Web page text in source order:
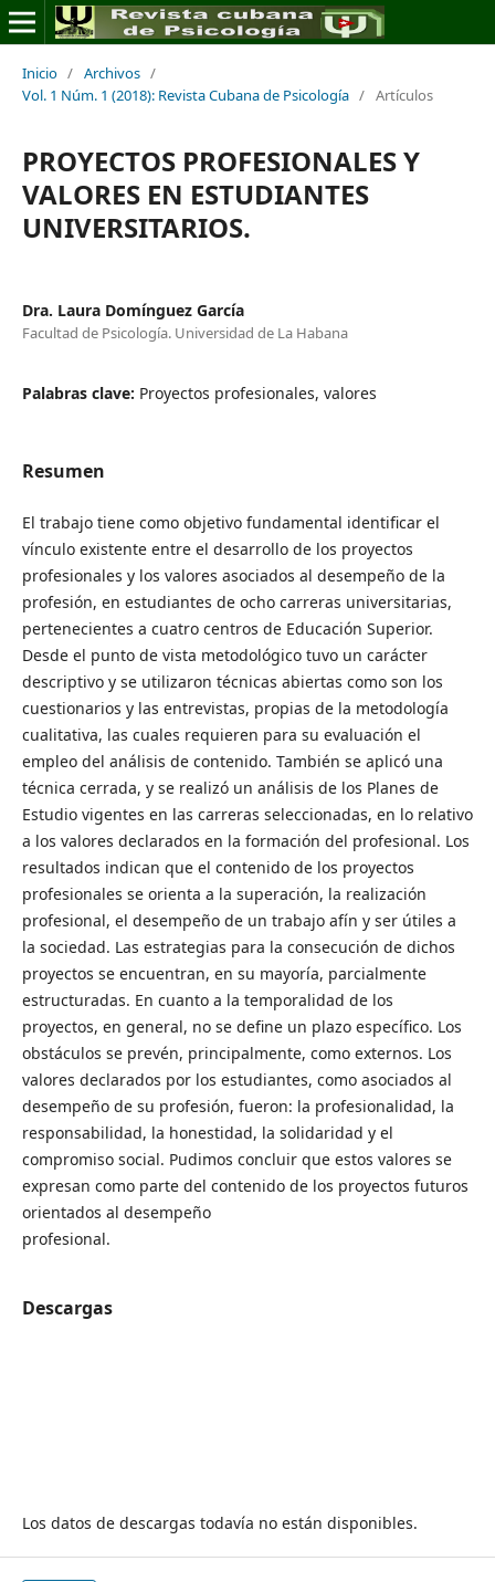
Inicio / Archivos /
Vol. 1 Núm. 1 (2018): Revista Cubana de Psicología / Artículos
PROYECTOS PROFESIONALES Y
VALORES EN ESTUDIANTES
UNIVERSITARIOS.
Dra. Laura Domínguez García
Facultad de Psicología. Universidad de La Habana
Palabras clave: Proyectos profesionales, valores
Resumen
El trabajo tiene como objetivo fundamental identificar el
vínculo existente entre el desarrollo de los proyectos
profesionales y los valores asociados al desempeño de la
profesión, en estudiantes de ocho carreras universitarias,
pertenecientes a cuatro centros de Educación Superior.
Desde el punto de vista metodológico tuvo un carácter
descriptivo y se utilizaron técnicas abiertas como son los
cuestionarios y las entrevistas, propias de la metodología
cualitativa, las cuales requieren para su evaluación el
empleo del análisis de contenido. También se aplicó una
técnica cerrada, y se realizó un análisis de los Planes de
Estudio vigentes en las carreras seleccionadas, en lo relativo
a los valores declarados en la formación del profesional. Los
resultados indican que el contenido de los proyectos
profesionales se orienta a la superación, la realización
profesional, el desempeño de un trabajo afín y ser útiles a
la sociedad. Las estrategias para la consecución de dichos
proyectos se encuentran, en su mayoría, parcialmente
estructuradas. En cuanto a la temporalidad de los
proyectos, en general, no se define un plazo específico. Los
obstáculos se prevén, principalmente, como externos. Los
valores declarados por los estudiantes, como asociados al
desempeño de su profesión, fueron: la profesionalidad, la
responsabilidad, la honestidad, la solidaridad y el
compromiso social. Pudimos concluir que estos valores se
expresan como parte del contenido de los proyectos futuros
orientados al desempeño
profesional.
Descargas
Los datos de descargas todavía no están disponibles.